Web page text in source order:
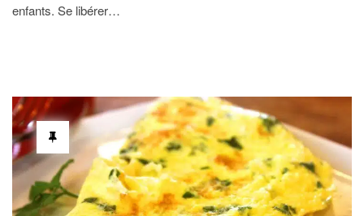
enfants. Se libérer…